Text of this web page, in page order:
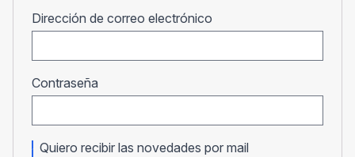
Dirección de correo electrónico
Contraseña
Quiero recibir las novedades por mail